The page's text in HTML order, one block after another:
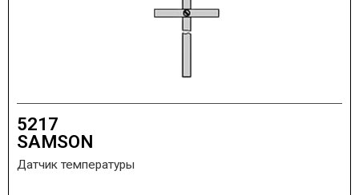
5217
SAMSON
Датчик температуры